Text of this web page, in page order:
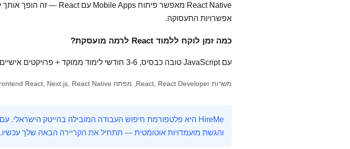
אפשרויות התעסוקה.
כמה זמן לוקח ללמוד React לרמה מועסקת?
עם JavaScript טובה כבסיס, 3-6 חודשי לימוד ממוקד + פרויקטים אישיים יביאו אותך לרמה ראיון.
משרות React, React Developer, מפתח React, Frontend React, Next.js, React Native
והגשת מועמדויות אוטומטית — תתחיל את הקריירה הבאה שלך עכשיו.